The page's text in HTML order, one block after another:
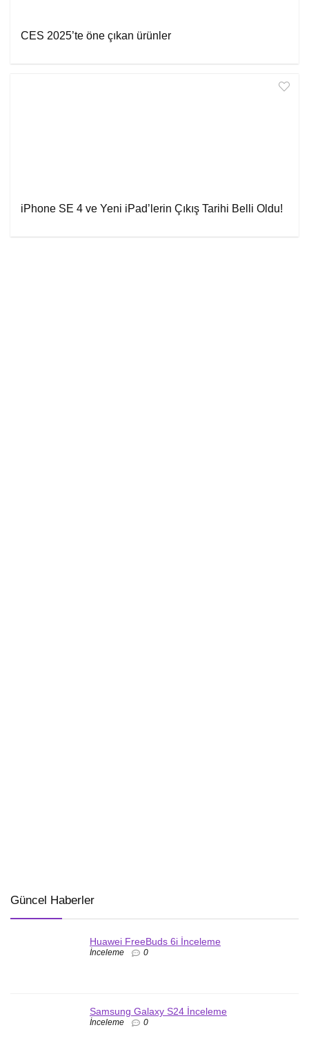
CES 2025’te öne çıkan ürünler
iPhone SE 4 ve Yeni iPad’lerin Çıkış Tarihi Belli Oldu!
Güncel Haberler
Huawei FreeBuds 6i İnceleme
İnceleme 0
Samsung Galaxy S24 İnceleme
İnceleme 0